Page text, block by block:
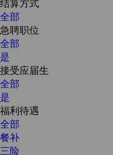
结算方式
全部
急聘职位
全部
是
接受应届生
全部
是
福利待遇
全部
餐补
三险